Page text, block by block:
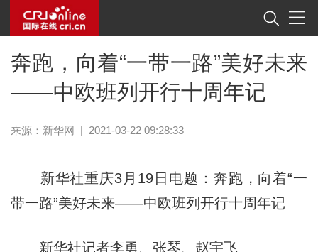
奔跑，向着“一带一路”美好未来
——中欧班列开行十周年记
来源： 新华网 | 2021-03-22 09:28:33
新华社重庆3月19日电题：奔跑，向着“一
带一路”美好未来——中欧班列开行十周年记
新华社记者李勇、张琴、赵宇飞